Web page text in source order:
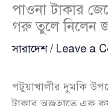
পাওনা টাকার
গরু তুলে নিলেন
সারাদেশ/ Leave a
পটুয়াখালীর দুমকি